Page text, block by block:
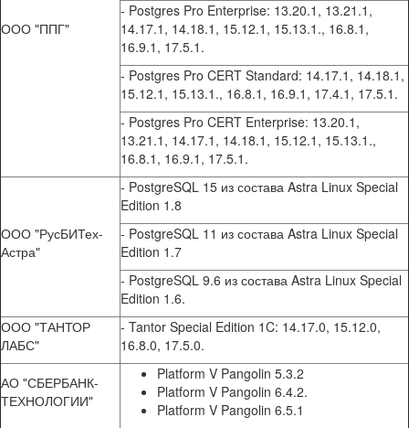
ООО "ППГ"
- Postgres Pro Enterprise: 13.20.1, 13.21.1,
14.17.1, 14.18.1, 15.12.1, 15.13.1., 16.8.1,
16.9.1, 17.5.1.
- Postgres Pro CERT Standard: 14.17.1, 14.18.1,
15.12.1, 15.13.1., 16.8.1, 16.9.1, 17.4.1, 17.5.1.
- Postgres Pro CERT Enterprise: 13.20.1,
13.21.1, 14.17.1, 14.18.1, 15.12.1, 15.13.1.,
16.8.1, 16.9.1, 17.5.1.
ООО "РусБИТех-
Астра"
- PostgreSQL 15 из состава Astra Linux Special
Edition 1.8
- PostgreSQL 11 из состава Astra Linux Special
Edition 1.7
- PostgreSQL 9.6 из состава Astra Linux Special
Edition 1.6.
ООО "ТАНТОР
ЛАБС"
- Tantor Special Edition 1C: 14.17.0, 15.12.0,
16.8.0, 17.5.0.
АО "СБЕРБАНК-
ТЕХНОЛОГИИ"
Platform V Pangolin 5.3.2
Platform V Pangolin 6.4.2.
Platform V Pangolin 6.5.1